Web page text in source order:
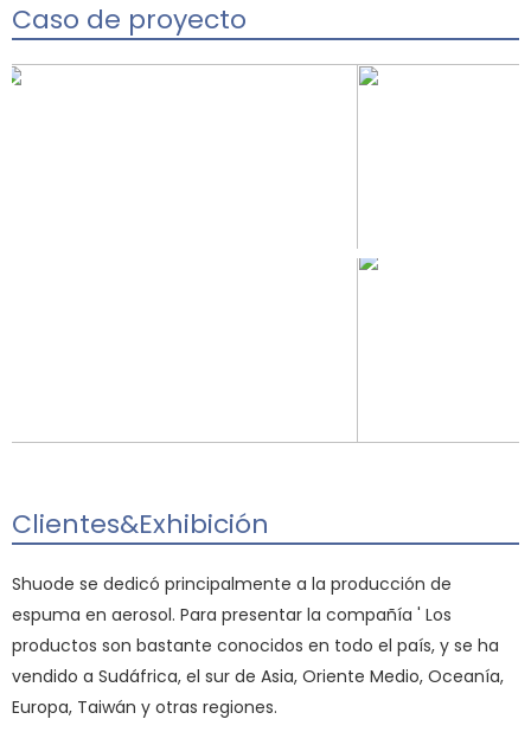
Caso de proyecto
Clientes&Exhibición
Shuode se dedicó principalmente a la producción de
espuma en aerosol. Para presentar la compañía ' Los
productos son bastante conocidos en todo el país, y se ha
vendido a Sudáfrica, el sur de Asia, Oriente Medio, Oceanía,
Europa, Taiwán y otras regiones.